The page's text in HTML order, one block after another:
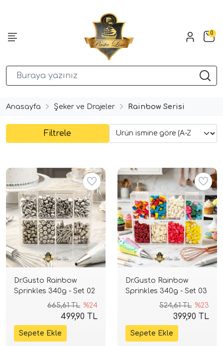
0
Anasayfa Şeker ve Drajeler Rainbow Serisi
Filtrele
Dr.Gusto Rainbow
Sprinkles 340g - Set 02
665,61 TL %24
499,90 TL
Dr.Gusto Rainbow
Sprinkles 340g - Set 03
524,61 TL %23
399,90 TL